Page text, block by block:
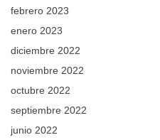
febrero 2023
enero 2023
diciembre 2022
noviembre 2022
octubre 2022
septiembre 2022
junio 2022